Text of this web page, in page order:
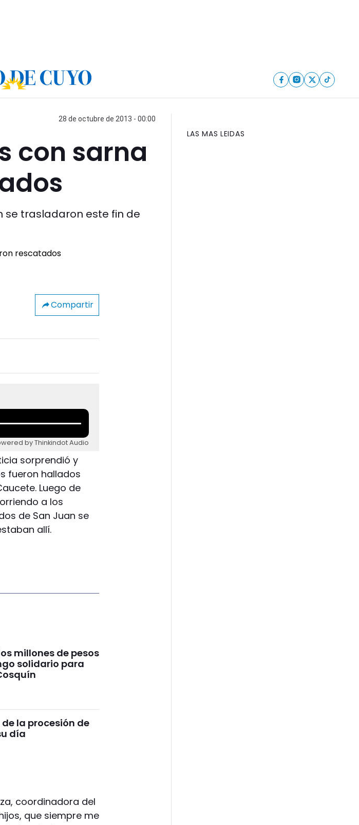
28 de octubre de 2013 - 00:00
con sarna
se trasladaron este fin de
Compartir
by Thinkindot Audio
sorprendió y
fueron hallados
Luego de
a los
de San Juan se
allí.
millones de pesos
solidario para
la procesión de
día
coordinadora del
que siempre me
LAS MAS LEIDAS